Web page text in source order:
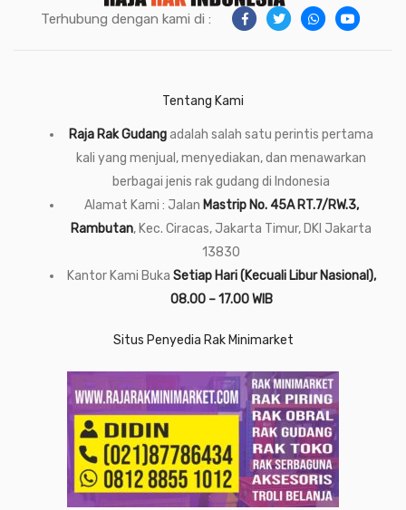
Terhubung dengan kami di :
Tentang Kami
Raja Rak Gudangadalah salah satu perintis pertama
kali yang menjual, menyediakan, dan menawarkan
berbagai jenis rak gudang di Indonesia
Alamat Kami : Jalan Mastrip No. 45A RT.7/RW.3,
Rambutan, Kec. Ciracas, Jakarta Timur, DKI Jakarta
13830
Kantor Kami Buka Setiap Hari (Kecuali Libur Nasional),
08.00 – 17.00 WIB
Situs Penyedia Rak Minimarket